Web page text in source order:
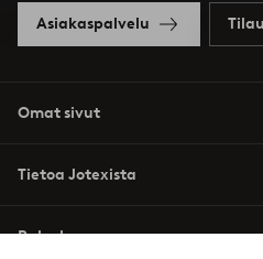
Asiakaspalvelu
Omat sivut
Tietoa Jotexista
Palvelumme